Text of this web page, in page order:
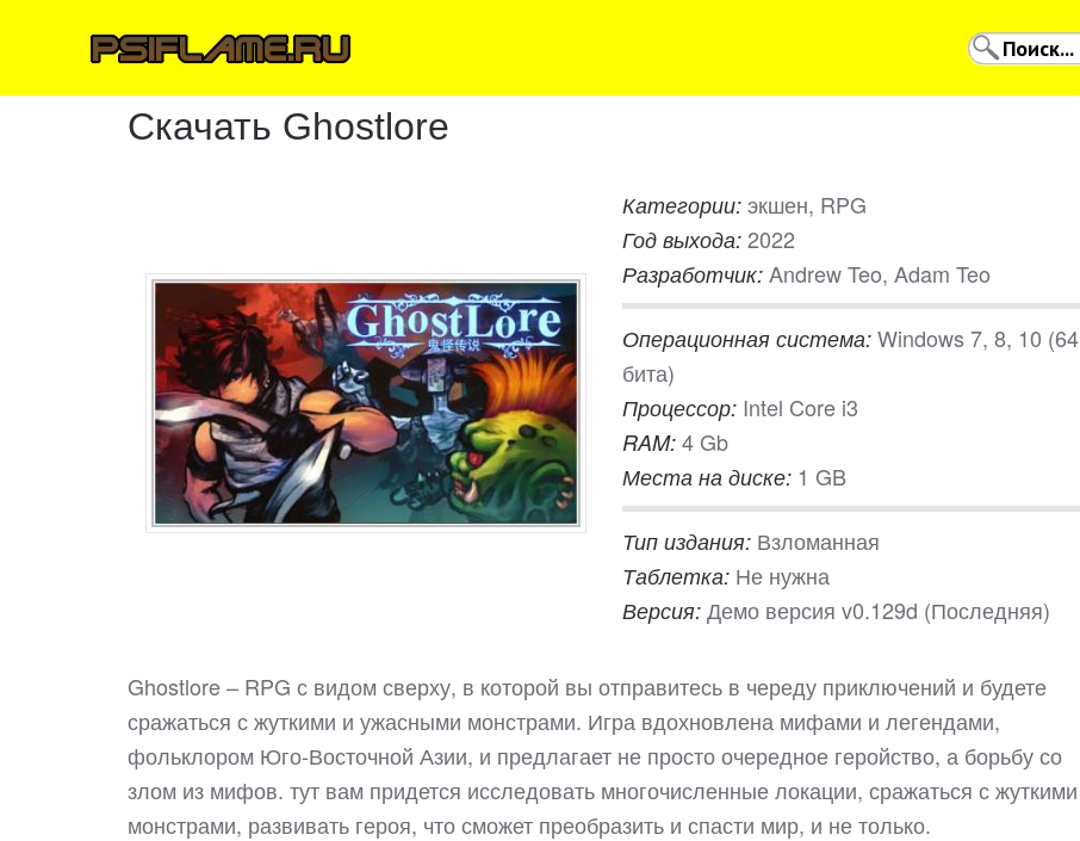
Скачать Ghostlore
Категории: экшен, RPG
Год выхода: 2022
Разработчик: Andrew Teo, Adam Teo
Операционная система: Windows 7, 8, 10 (64
бита)
Процессор: Intel Core i3
RAM: 4 Gb
Места на диске: 1 GB
Тип издания: Взломанная
Таблетка: Не нужна
Версия: Демо версия v0.129d (Последняя)
Ghostlore – RPG с видом сверху, в которой вы отправитесь в череду приключений и будете
сражаться с жуткими и ужасными монстрами. Игра вдохновлена мифами и легендами,
фольклором Юго-Восточной Азии, и предлагает не просто очередное геройство, а борьбу со
злом из мифов. тут вам придется исследовать многочисленные локации, сражаться с жуткими
монстрами, развивать героя, что сможет преобразить и спасти мир, и не только.